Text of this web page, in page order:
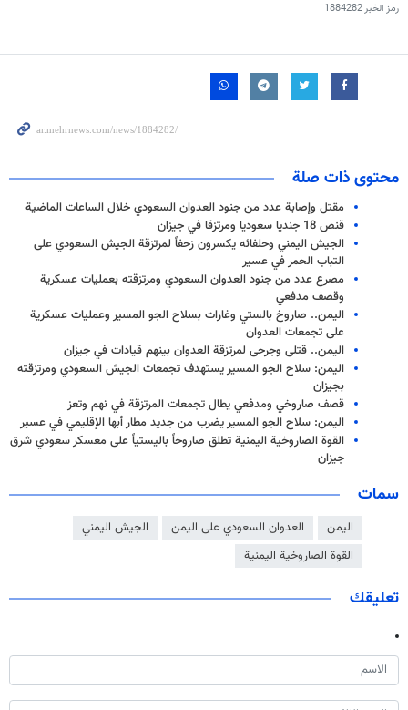
رمز الخبر1884282
محتوى ذات صلة
مقتل وإصابة عدد من جنود العدوان السعودي خلال الساعات الماضية
قنص 18 جنديا سعوديا ومرتزقا في جيزان
الجيش اليمني وحلفائه يكسرون زحفاً لمرتزقة الجيش السعودي على
التباب الحمر في عسير
مصرع عدد من جنود العدوان السعودي ومرتزقته بعمليات عسكرية
وقصف مدفعي
اليمن.. صاروخ بالستي وغارات بسلاح الجو المسير وعمليات عسكرية
على تجمعات العدوان
اليمن.. قتلى وجرحى لمرتزقة العدوان بينهم قيادات في جيزان
اليمن: سلاح الجو المسير يستهدف تجمعات الجيش السعودي ومرتزقته
بجيزان
قصف صاروخي ومدفعي يطال تجمعات المرتزقة في نهم وتعز
اليمن: سلاح الجو المسير يضرب من جديد مطار أبها الإقليمي في عسير
القوة الصاروخية اليمنية تطلق صاروخاً باليستياً على معسكر سعودي شرق
جيزان
سمات
اليمن العدوان السعودي على اليمن
الجيش اليمني
القوة الصاروخية اليمنية
تعليقك